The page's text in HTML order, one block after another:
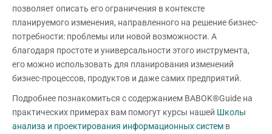
позволяет описать его ограничения в контексте
планируемого изменения, направленного на решение бизнес-
потребности: проблемы или новой возможности. А
благодаря простоте и универсальности этого инструмента,
его можно использовать для планирования изменений
бизнес-процессов, продуктов и даже самих предприятий.
Подробнее познакомиться с содержанием BABOK®Guide на
практических примерах вам помогут курсы нашей Школы
анализа и проектирования информационных систем в